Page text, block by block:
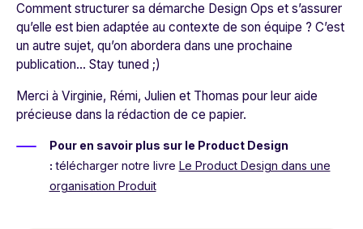
Comment structurer sa démarche Design Ops et s’assurer
qu’elle est bien adaptée au contexte de son équipe ? C’est
un autre sujet, qu’on abordera dans une prochaine
publication… Stay tuned ;)
Merci à Virginie, Rémi, Julien et Thomas pour leur aide
précieuse dans la rédaction de ce papier.
Pour en savoir plus sur le Product Design
: télécharger notre livre Le Product Design dans une
organisation Produit